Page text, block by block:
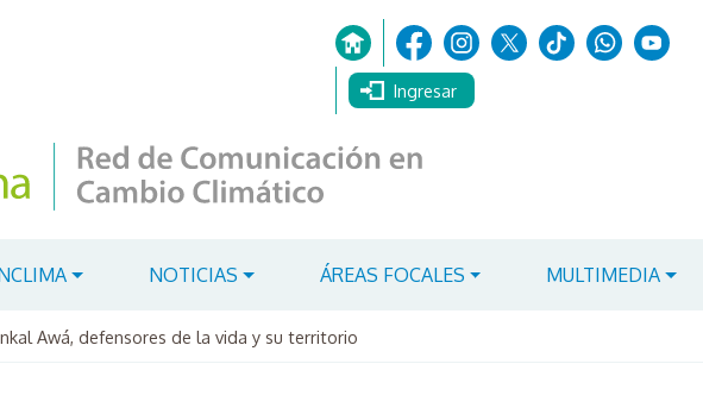
Ingresar
NOTICIAS ÁREAS FOCALES MULTIMEDIA
Awá, defensores de la vida y su territorio